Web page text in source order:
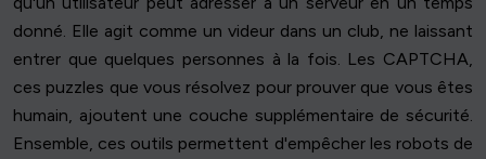
donné. Elle agit comme un videur dans un club, ne laissant
entrer que quelques personnes à la fois. Les CAPTCHA,
ces puzzles que vous résolvez pour prouver que vous êtes
humain, ajoutent une couche supplémentaire de sécurité.
Ensemble, ces outils permettent d'empêcher les robots de